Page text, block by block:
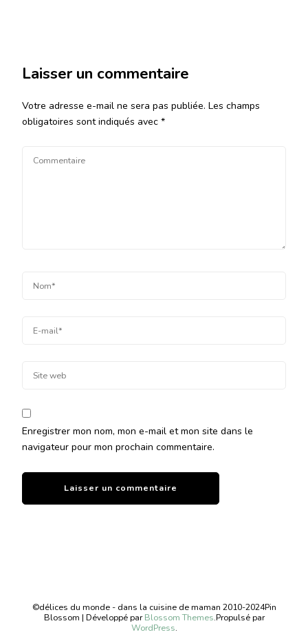
Laisser un commentaire
Votre adresse e-mail ne sera pas publiée. Les champs
obligatoires sont indiqués avec *
Enregistrer mon nom, mon e-mail et mon site dans le
navigateur pour mon prochain commentaire.
©délices du monde - dans la cuisine de maman 2010-2024Pin
Blossom | Développé parBlossom Themes.Propulsé par
WordPress.